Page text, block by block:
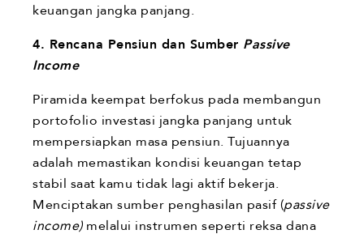
keuangan jangka panjang.
4. Rencana Pensiun dan Sumber Passive
Income
Piramida keempat berfokus pada membangun
portofolio investasi jangka panjang untuk
mempersiapkan masa pensiun. Tujuannya
adalah memastikan kondisi keuangan tetap
stabil saat kamu tidak lagi aktif bekerja.
Menciptakan sumber penghasilan pasif (passive
income)melalui instrumen seperti reksa dana